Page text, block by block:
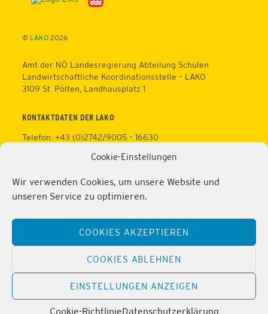
Cookie-Einstellungen
Wir verwenden Cookies, um unsere Website und
unseren Service zu optimieren.
COOKIES AKZEPTIEREN
COOKIES ABLEHNEN
EINSTELLUNGEN ANZEIGEN
Cookie-RichtlinieDatenschutzerklärung
© LAKO2026
Amt der NÖ Landesregierung Abteilung Schulen
Landwirtschaftliche Koordinationsstelle – LAKO
3109 St. Pölten, Landhausplatz 1
KONTAKTDATEN DER LAKO
Telefon: +43 (0)2742/9005 – 16630
https://lako.at
Datenschutz
Impressum
Telefon: +43 (0)2286/2202
Mobil: +43 (0)676/81213100
Fax: +43 (0)2286/2202/22
https://lako.at/lako-service/personalvertretung/